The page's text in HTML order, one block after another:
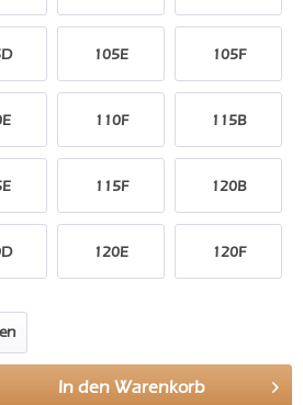
105E 105F
110F 115B
115F 120B
120E 120F
In den Warenkorb